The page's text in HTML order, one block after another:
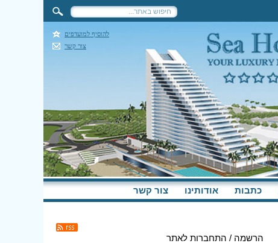
להוסיף למועדפים
צור קשר
כתבות אודותינו צור קשר
הרשמה / התחברות לאתר